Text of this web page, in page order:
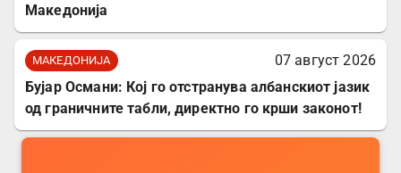
Македонија
МАКЕДОНИЈА
07 август 2026
Бујар Османи: Кој го отстранува албанскиот јазик
од граничните табли, директно го крши законот!